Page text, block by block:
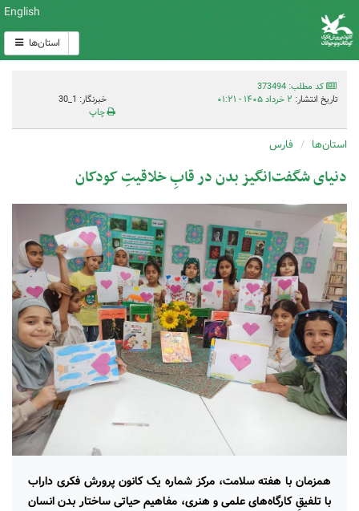
English
استان‌ها
کد مطلب: 373494
تاریخ انتشار: ۲ خرداد ۱۴۰۵ - ۰۱:۲۱
خبرنگار: 1_30
چاپ
استان‌ها فارس
دنیای شگفت‌انگیز بدن در قابِ خلاقیتِ کودکان
همزمان با هفته سلامت، مرکز شماره یک کانون پرورش فکری داراب
با تلفیقِ کارگاه‌های علمی و هنری، مفاهیم حیاتی ساختار بدن انسان